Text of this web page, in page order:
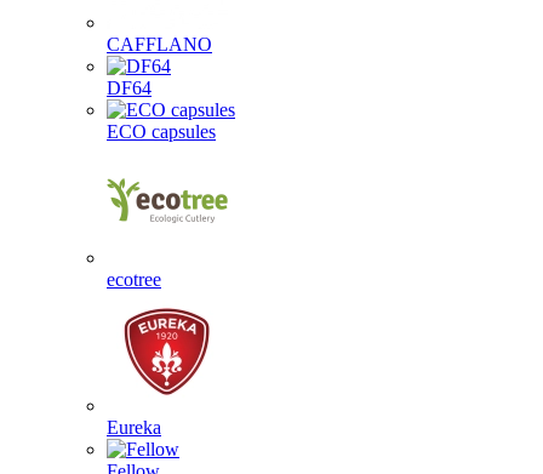
CAFFLANO
DF64
ECO capsules
ecotree
Eureka